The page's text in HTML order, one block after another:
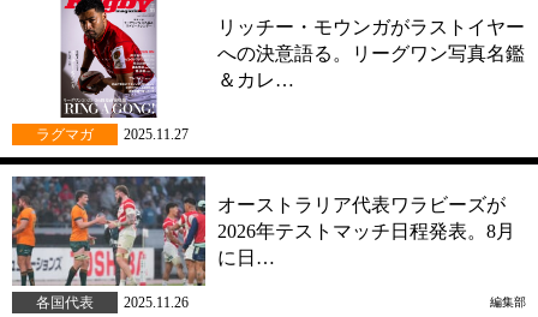
リッチー・モウンガがラストイヤー
への決意語る。リーグワン写真名鑑
＆カレ…
ラグマガ 2025.11.27
オーストラリア代表ワラビーズが
2026年テストマッチ日程発表。8月
に日…
各国代表 2025.11.26 編集部